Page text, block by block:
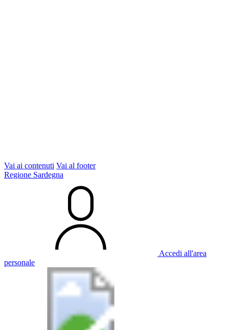
Vai ai contenuti Vai al footer
Regione Sardegna
Accedi all'area
personale